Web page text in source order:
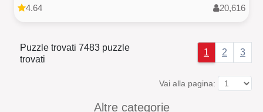
4.64 20,616
Puzzle trovati 7483 puzzle
trovati
1 2 3
Vai alla pagina:
Altre categorie